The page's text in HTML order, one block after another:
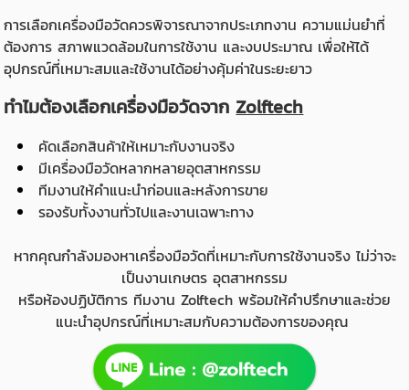
การเลือกเครื่องมือวัดควรพิจารณาจากประเภทงาน ความแม่นยำที่
ต้องการ สภาพแวดล้อมในการใช้งาน และงบประมาณ เพื่อให้ได้
อุปกรณ์ที่เหมาะสมและใช้งานได้อย่างคุ้มค่าในระยะยาว
ทำไมต้องเลือกเครื่องมือวัดจากZolftech
คัดเลือกสินค้าให้เหมาะกับงานจริง
มีเครื่องมือวัดหลากหลายอุตสาหกรรม
ทีมงานให้คำแนะนำก่อนและหลังการขาย
รองรับทั้งงานทั่วไปและงานเฉพาะทาง
หากคุณกำลังมองหาเครื่องมือวัดที่เหมาะกับการใช้งานจริง ไม่ว่าจะ
เป็นงานเกษตร อุตสาหกรรม
หรือห้องปฏิบัติการ ทีมงาน Zolftech พร้อมให้คำปรึกษาและช่วย
แนะนำอุปกรณ์ที่เหมาะสมกับความต้องการของคุณ